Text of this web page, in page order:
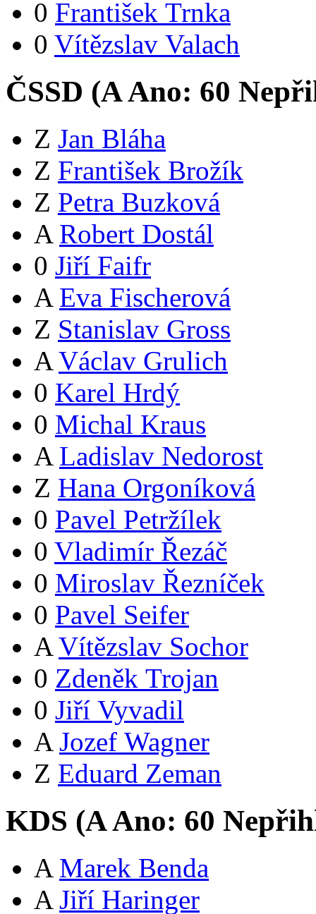
0 František Trnka
0 Vítězslav Valach
ČSSD (AAno: 60
Z Jan Bláha
Z František Brožík
Z Petra Buzková
A Robert Dostál
0 Jiří Faifr
A Eva Fischerová
Z Stanislav Gross
A Václav Grulich
0 Karel Hrdý
0 Michal Kraus
A Ladislav Nedorost
Z Hana Orgoníková
0 Pavel Petržílek
0 Vladimír Řezáč
0 Miroslav Řezníček
0 Pavel Seifer
A Vítězslav Sochor
0 Zdeněk Trojan
0 Jiří Vyvadil
A Jozef Wagner
Z Eduard Zeman
KDS (AAno: 60
A Marek Benda
A Jiří Haringer